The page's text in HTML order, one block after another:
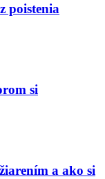
poistenia
si
a ako si